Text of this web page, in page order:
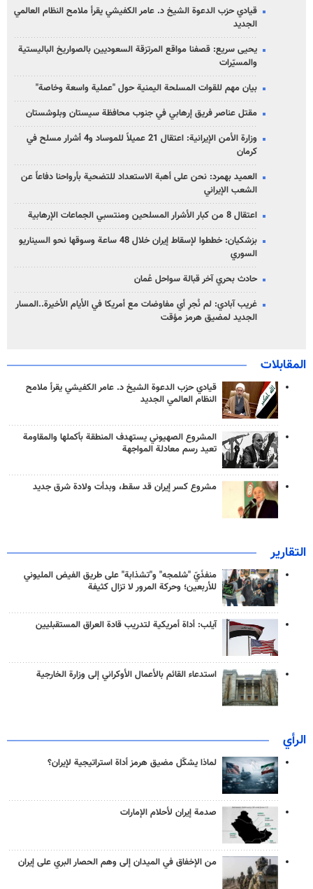
قيادي حزب الدعوة الشيخ د. عامر الكفيشي يقرأ ملامح النظام العالمي
الجديد
يحيى سريع: قصفنا مواقع المرتزقة السعوديين بالصواريخ الباليستية
والمسيّرات
بيان مهم للقوات المسلحة اليمنية حول "عملية واسعة وخاصة"
مقتل عناصر فريق إرهابي في جنوب محافظة سيستان وبلوشستان
وزارة الأمن الإيرانية: اعتقال 21 عميلاً للموساد و4 أشرار مسلح في
كرمان
العميد بهمرد: نحن على أهبة الاستعداد للتضحية بأرواحنا دفاعاً عن
الشعب الإيراني
اعتقال 8 من كبار الأشرار المسلحين ومنتسبي الجماعات الإرهابية
بزشكيان: خططوا لإسقاط إيران خلال 48 ساعة وسوقها نحو السيناريو
السوري
حادث بحري آخر قبالة سواحل عُمان
غريب آبادي: لم نُجرِ أي مفاوضات مع أمريكا في الأيام الأخيرة..المسار
الجديد لمضيق هرمز مؤقت
المقابلات
قيادي حزب الدعوة الشيخ د. عامر الكفيشي يقرأ ملامح
النظام العالمي الجديد
المشروع الصهيوني يستهدف المنطقة بأكملها والمقاومة
تعيد رسم معادلة المواجهة
مشروع كسر إيران قد سقط، وبدأت ولادة شرق جديد
التقارير
منفذَيّ "شلمجه" و"تشذابة" على طريق الفيض المليوني
للأربعين؛ وحركة المرور لا تزال كثيفة
آيلب: أداة أمريكية لتدريب قادة العراق المستقبليين
استدعاء القائم بالأعمال الأوكراني إلى وزارة الخارجية
الرأي
لماذا يشكّل مضيق هرمز أداة استراتيجية لإيران؟
صدمة إيران لأحلام الإمارات
من الإخفاق في الميدان إلى وهم الحصار البري على إيران